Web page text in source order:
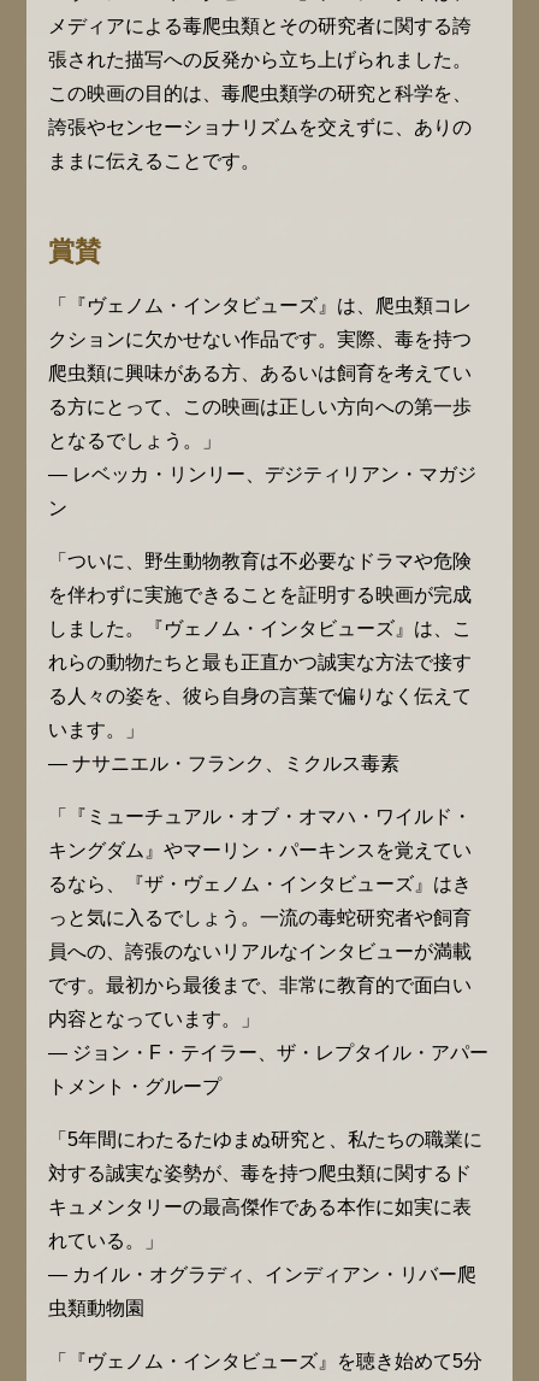
メディアによる毒爬虫類とその研究者に関する誇
張された描写への反発から立ち上げられました。
この映画の目的は、毒爬虫類学の研究と科学を、
誇張やセンセーショナリズムを交えずに、ありの
ままに伝えることです。
賞賛
「『ヴェノム・インタビューズ』は、爬虫類コレ
クションに欠かせない作品です。実際、毒を持つ
爬虫類に興味がある方、あるいは飼育を考えてい
る方にとって、この映画は正しい方向への第一歩
となるでしょう。」
— レベッカ・リンリー、デジティリアン・マガジ
ン
「ついに、野生動物教育は不必要なドラマや危険
を伴わずに実施できることを証明する映画が完成
しました。『ヴェノム・インタビューズ』は、こ
れらの動物たちと最も正直かつ誠実な方法で接す
る人々の姿を、彼ら自身の言葉で偏りなく伝えて
います。」
— ナサニエル・フランク、ミクルス毒素
「『ミューチュアル・オブ・オマハ・ワイルド・
キングダム』やマーリン・パーキンスを覚えてい
るなら、『ザ・ヴェノム・インタビューズ』はき
っと気に入るでしょう。一流の毒蛇研究者や飼育
員への、誇張のないリアルなインタビューが満載
です。最初から最後まで、非常に教育的で面白い
内容となっています。」
— ジョン・F・テイラー、ザ・レプタイル・アパー
トメント・グループ
「5年間にわたるたゆまぬ研究と、私たちの職業に
対する誠実な姿勢が、毒を持つ爬虫類に関するド
キュメンタリーの最高傑作である本作に如実に表
れている。」
— カイル・オグラディ、インディアン・リバー爬
虫類動物園
「『ヴェノム・インタビューズ』を聴き始めて5分